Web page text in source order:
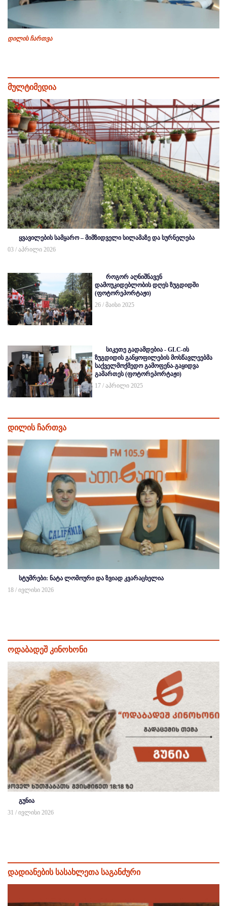
დილის ჩართვა
მულტიმედია
ყვავილების სამყარო – მიმზიდველი სილამაზე და სურნელება
03 / აპრილი 2026
როგორ აღნიშნავენ
დამოუკიდებლობის დღეს ზუგდიდში
(ფოტორეპორტაჟი)
26 / მაისი 2025
სიკეთე გადამდებია - GLC-ის
ზუგდიდის განყოფილების მოსწავლეებმა
საქველმოქმედო გამოფენა-გაყიდვა
გამართეს (ფოტორეპორტაჟი)
17 / აპრილი 2025
დილის ჩართვა
სტუმრები: ნატა ლომოური და ზვიად კვარაცხელია
18 / ივლისი 2026
ოდაბადეშ კინოხონი
გუნია
31 / ივლისი 2026
დადიანების სასახლეთა საგანძური